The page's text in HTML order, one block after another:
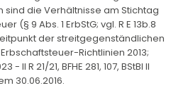
die Verhältnisse am Stichtag
(§ 9 Abs. 1 ErbStG; vgl. R E 13b.8
der streitgegenständlichen
Richtlinien 2013;
- II R 21/21, BFHE 281, 107, BStBl II
30.06.2016.